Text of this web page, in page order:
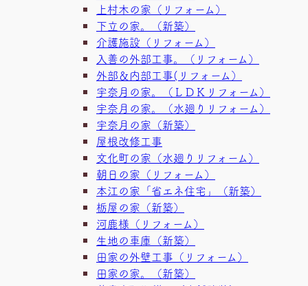
上村木の家（リフォーム）
下立の家。（新築）
介護施設（リフォーム）
入善の外部工事。（リフォーム）
外部＆内部工事(リフォーム）
宇奈月の家。（ＬＤＫリフォーム）
宇奈月の家。（水廻りリフォーム）
宇奈月の家（新築）
屋根改修工事
文化町の家（水廻りリフォーム）
朝日の家（リフォーム）
本江の家「省エネ住宅」（新築）
栃屋の家（新築）
河鹿様（リフォーム）
生地の車庫（新築）
田家の外壁工事（リフォーム）
田家の家。（新築）